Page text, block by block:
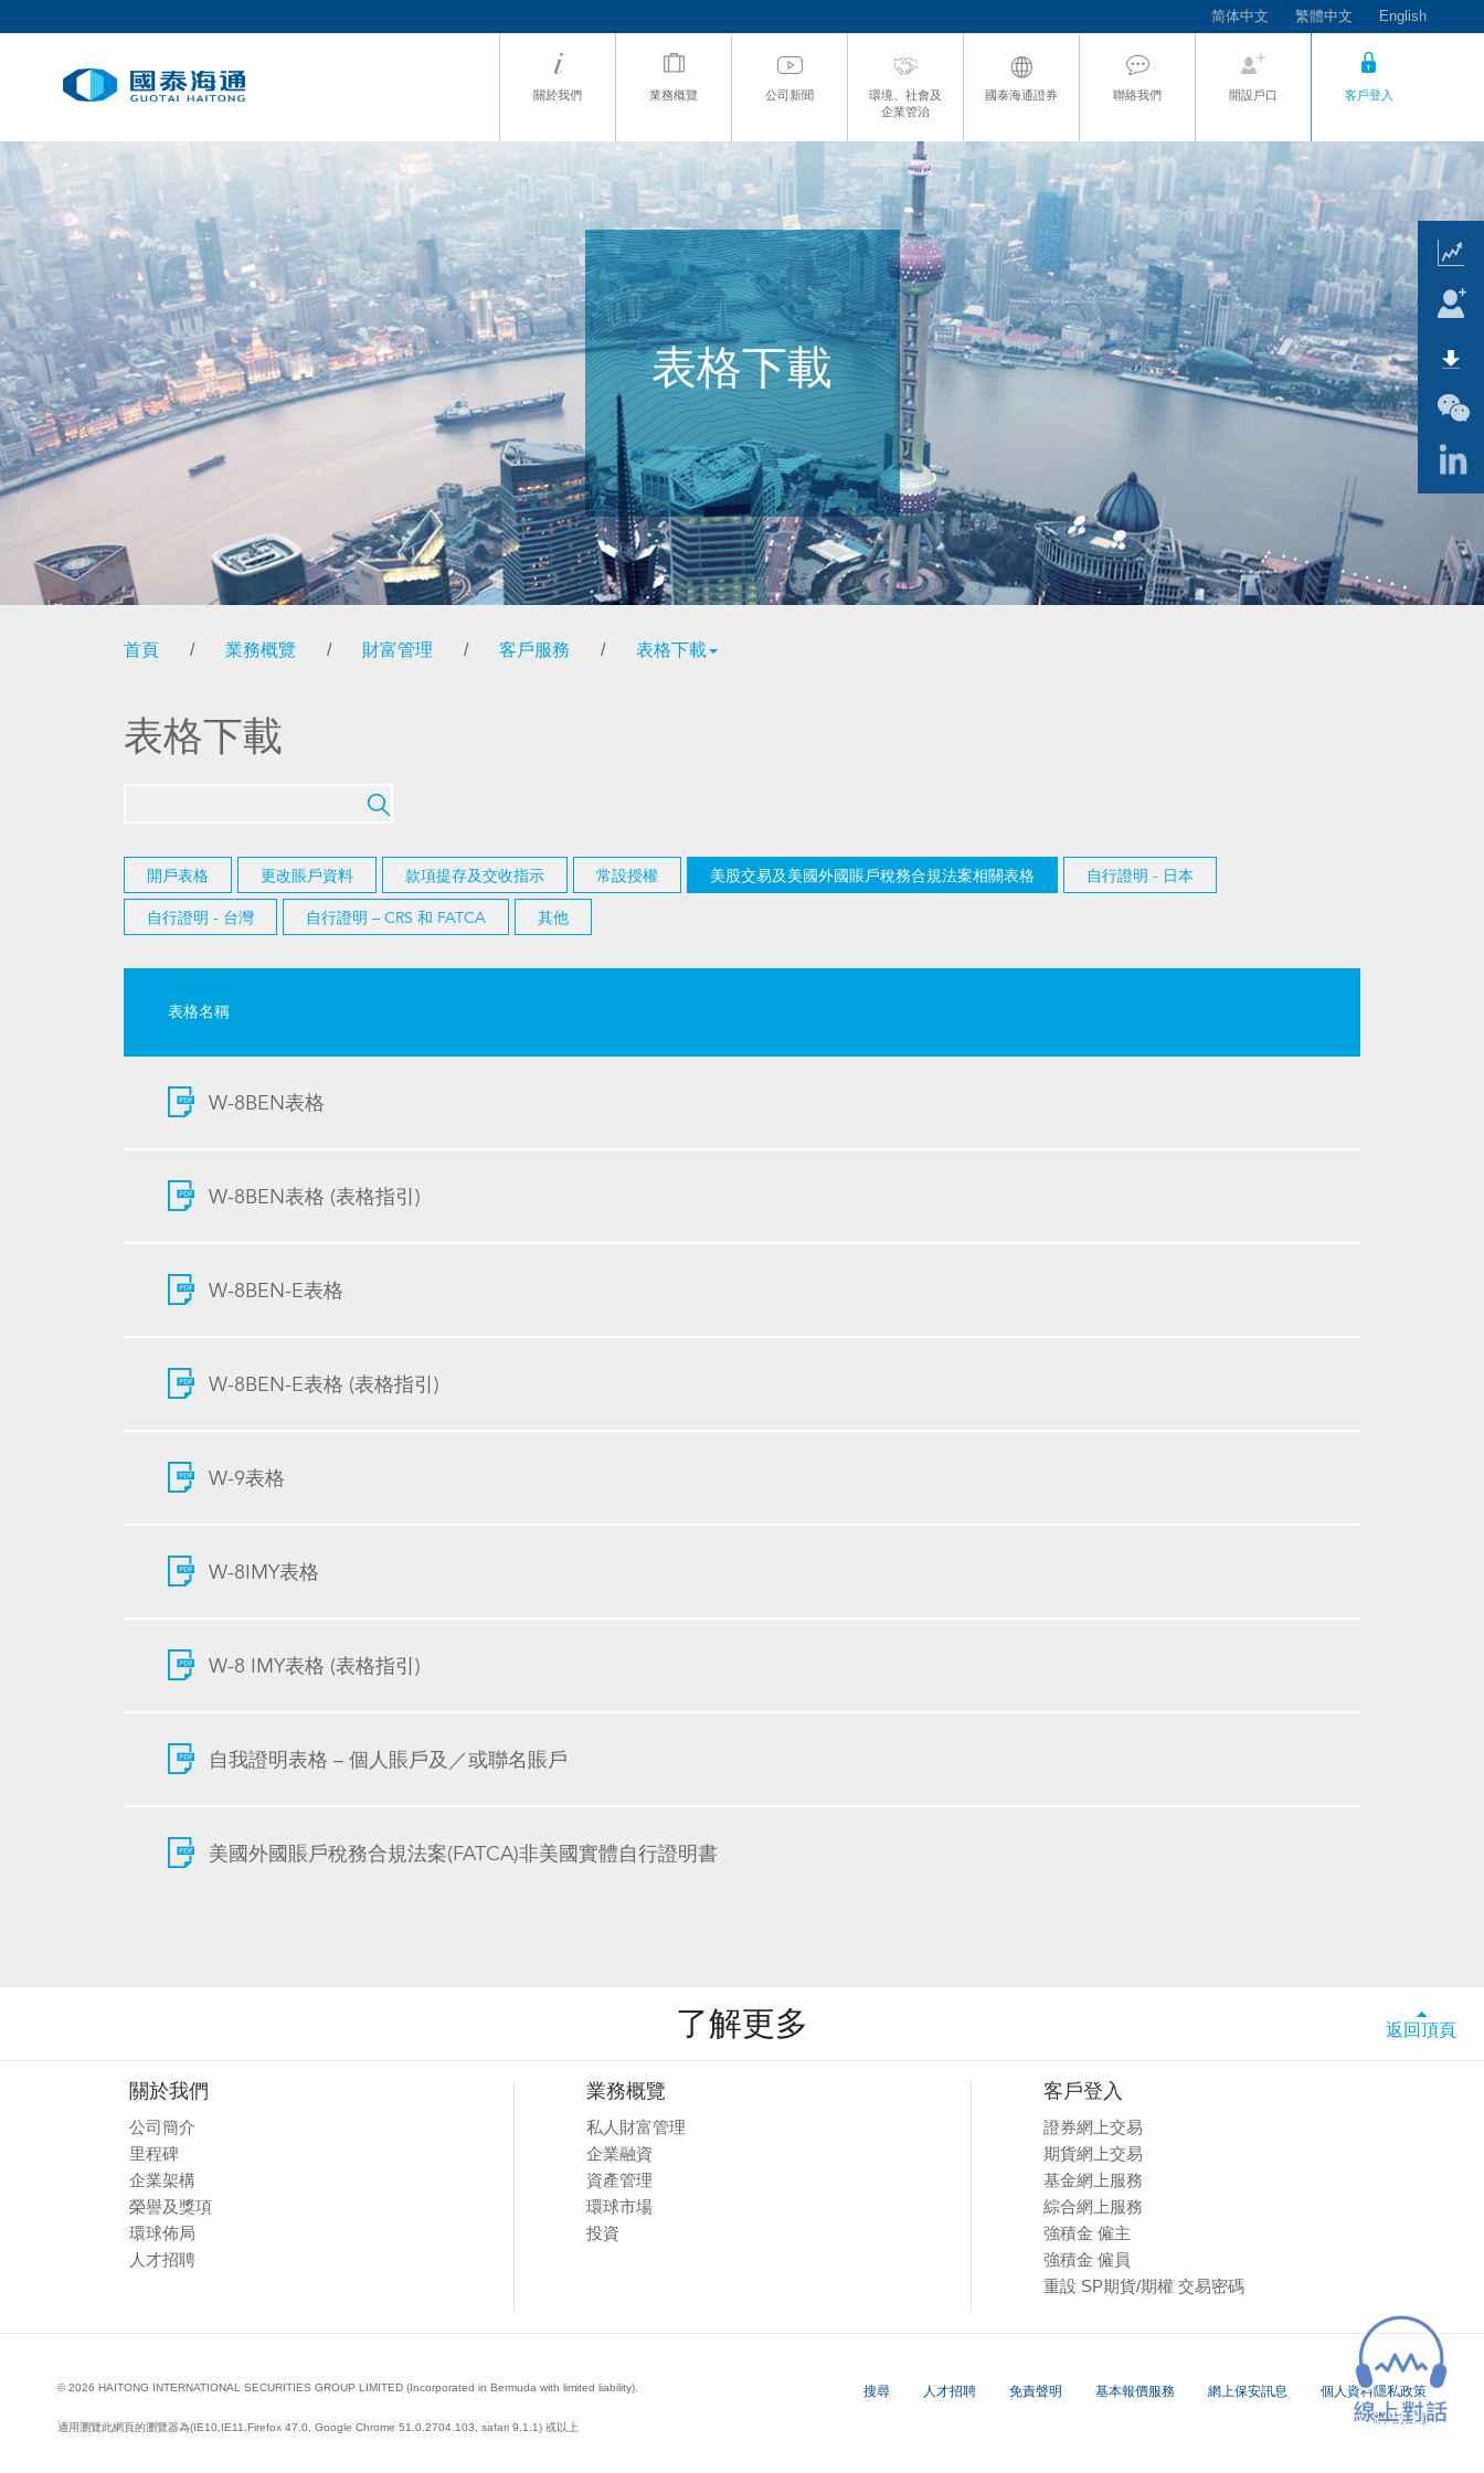
简体中文 繁體中文 English
關於我們 業務概覽 公司新聞
環境、社會及
企業管治
國泰海通證券 聯絡我們 開設戶口 客戶登入
表格下載
首頁 / 業務概覽 / 財富管理 / 客戶服務 / 表格下載
表格下載
開戶表格 更改賬戶資料 款項提存及交收指示 常設授權 美股交易及美國外國賬戶稅務合規法案相關表格
自行證明 - 日本
自行證明 - 台灣
自行證明 – CRS 和 FATCA 其他
表格名稱
W-8BEN表格
W-8BEN表格 (表格指引)
W-8BEN-E表格
W-8BEN-E表格 (表格指引)
W-9表格
W-8IMY表格
W-8 IMY表格 (表格指引)
自我證明表格 – 個人賬戶及／或聯名賬戶
美國外國賬戶稅務合規法案(FATCA)非美國實體自行證明書
了解更多 返回頂頁
關於我們
公司簡介
里程碑
企業架構
榮譽及獎項
環球佈局
人才招聘
業務概覽
私人財富管理
企業融資
資產管理
環球市場
投資
客戶登入
證券網上交易
期貨網上交易
基金網上服務
綜合網上服務
強積金 僱主
強積金 僱員
重設 SP期貨/期權 交易密碼
© 2026 HAITONG INTERNATIONAL SECURITIES GROUP LIMITED (Incorporated in Bermuda with limited liability).
適用瀏覽此網頁的瀏覽器為(IE10,IE11,Firefox 47.0, Google Chrome 51.0.2704.103, safari 9.1.1) 或以上
搜尋 人才招聘 免責聲明 基本報價服務 網上保安訊息
個人資料隱私政策
網站指南